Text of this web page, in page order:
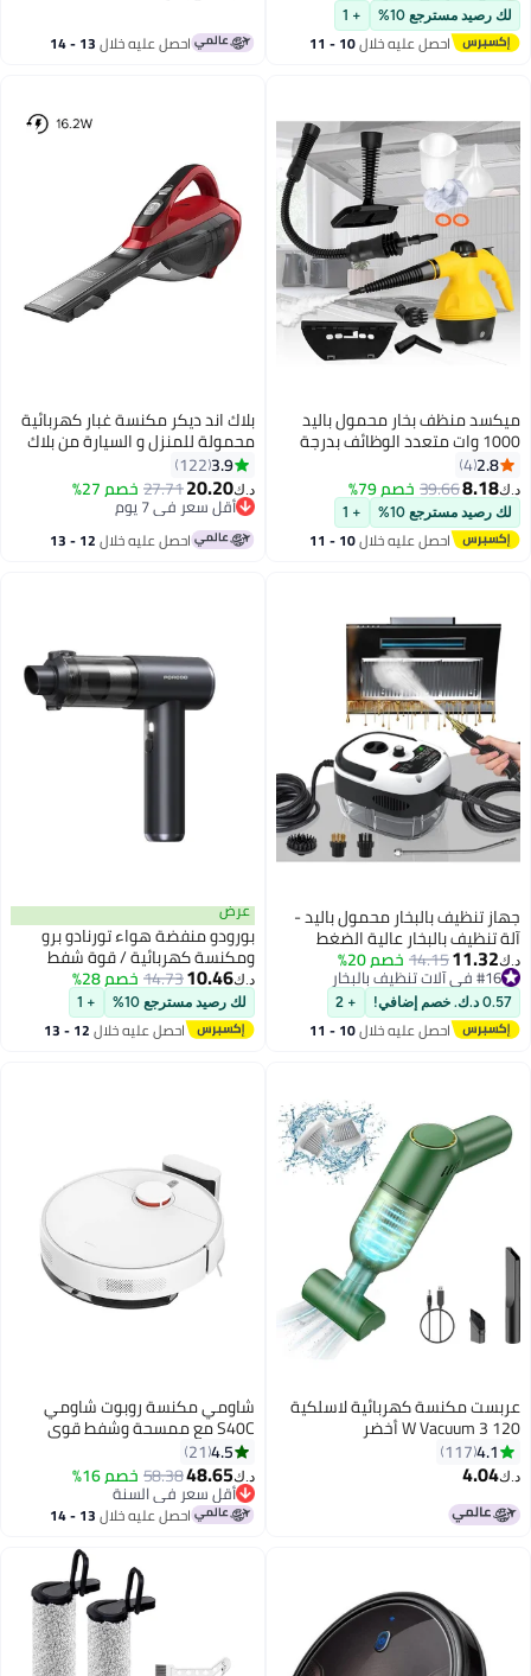
والسيارة – البطاريات غير
سعر في 30 يوم
مسترجع 10% + 1
احصل عليه خلال 10 - 11 والشقوق
بتخلّص بسرعة
احصل عليه خلال 13 - 14
منظف ​​بخار محمول باليد
1000 وات متعدد الوظائف بدرجة
لأريكة المطبخ ونافذة
4
39.66خصم 79%
مسترجع 10% + 1
احصل عليه خلال 10 - 11
بلاك اند ديكر مكنسة غبار كهربائية
محمولة للمنزل و السيارة من بلاك
اند ديكر 10.8 فولت (احمر-رمادي) ,
500 ml 16.2 W DVA315J-B5 أحمر/
رمادي
3.9
122
20.20
27.71خصم 27%
أقل سعر في 7 يوم
أقل سعر في 7 يوم
احصل عليه خلال 12 - 13
تنظيف بالبخار محمول باليد -
بالبخار عالية الضغط
الاستخدامات للمطبخ
والمفروشات والنوافذ
المنزل
14.15خصم 20%
تنظيف بالبخار
تنظيف بالبخار + 2
احصل عليه خلال 10 - 11
عرض
بورودو منفضة هواء تورنادو برو
ومكنسة كهربائية / قوة شفط
22000 باسكال / محرك 90000 دورة
1 / فوهات قابلة للفصل / قابلة
لإعادة الشحن عبر منفذ USB-C /
10.46
14.73خصم 28%
لك رصيد مسترجع 10% + 1
احصل عليه خلال 12 - 13
مكنسة كهربائية لاسلكية
117
شاومي مكنسة روبوت شاومي
S40C مع ممسحة وشفط قوي
5000Pa LDS BHR9654GB - أبيض
4.5
21
48.65
58.38خصم 16%
أقل سعر في السنة
أقل سعر في السنة
احصل عليه خلال 13 - 14